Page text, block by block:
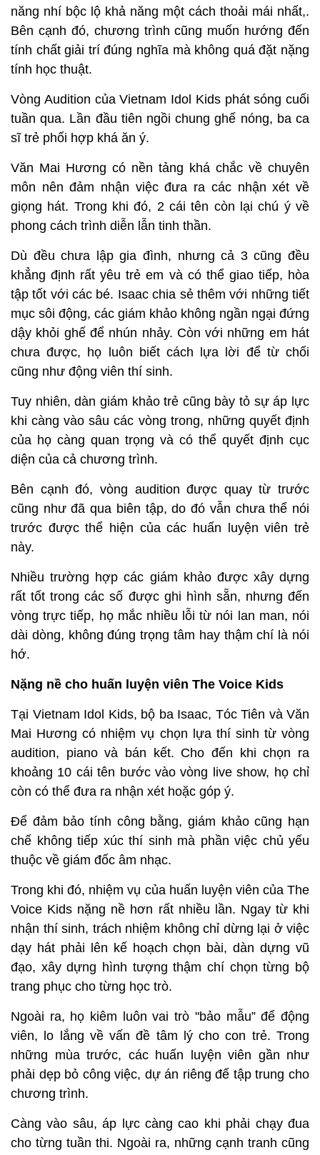
năng nhí bộc lộ khả năng một cách thoải mái nhất,.
Bên cạnh đó, chương trình cũng muốn hướng đến
tính chất giải trí đúng nghĩa mà không quá đặt nặng
tính học thuật.
Vòng Audition của Vietnam Idol Kids phát sóng cuối
tuần qua. Lần đầu tiên ngồi chung ghế nóng, ba ca
sĩ trẻ phối hợp khá ăn ý.
Văn Mai Hương có nền tảng khá chắc về chuyên
môn nên đảm nhận việc đưa ra các nhận xét về
giọng hát. Trong khi đó, 2 cái tên còn lại chú ý về
phong cách trình diễn lẫn tinh thần.
Dù đều chưa lập gia đình, nhưng cả 3 cũng đều
khẳng định rất yêu trẻ em và có thể giao tiếp, hòa
tập tốt với các bé. Isaac chia sẻ thêm với những tiết
mục sôi động, các giám khảo không ngần ngại đứng
dậy khỏi ghế để nhún nhảy. Còn với những em hát
chưa được, họ luôn biết cách lựa lời để từ chối
cũng như động viên thí sinh.
Tuy nhiên, dàn giám khảo trẻ cũng bày tỏ sự áp lực
khi càng vào sâu các vòng trong, những quyết định
của họ càng quan trọng và có thể quyết định cục
diện của cả chương trình.
Bên cạnh đó, vòng audition được quay từ trước
cũng như đã qua biên tập, do đó vẫn chưa thể nói
trước được thể hiện của các huấn luyện viên trẻ
này.
Nhiều trường hợp các giám khảo được xây dựng
rất tốt trong các số được ghi hình sẵn, nhưng đến
vòng trực tiếp, họ mắc nhiều lỗi từ nói lan man, nói
dài dòng, không đúng trọng tâm hay thậm chí là nói
hớ.
Nặng nề cho huấn luyện viên The Voice Kids
Tại Vietnam Idol Kids, bộ ba Isaac, Tóc Tiên và Văn
Mai Hương có nhiệm vụ chọn lựa thí sinh từ vòng
audition, piano và bán kết. Cho đến khi chọn ra
khoảng 10 cái tên bước vào vòng live show, họ chỉ
còn có thể đưa ra nhận xét hoặc góp ý.
Để đảm bảo tính công bằng, giám khảo cũng hạn
chế không tiếp xúc thí sinh mà phần việc chủ yếu
thuộc về giám đốc âm nhạc.
Trong khi đó, nhiệm vụ của huấn luyện viên của The
Voice Kids nặng nề hơn rất nhiều lần. Ngay từ khi
nhận thí sinh, trách nhiệm không chỉ dừng lại ở việc
dạy hát phải lên kế hoạch chọn bài, dàn dựng vũ
đạo, xây dựng hình tượng thậm chí chọn từng bộ
trang phục cho từng học trò.
Ngoài ra, họ kiêm luôn vai trò "bảo mẫu” để động
viên, lo lắng về vấn đề tâm lý cho con trẻ. Trong
những mùa trước, các huấn luyện viên gần như
phải dẹp bỏ công việc, dự án riêng để tập trung cho
chương trình.
Càng vào sâu, áp lực càng cao khi phải chạy đua
cho từng tuần thi. Ngoài ra, những cạnh tranh cũng